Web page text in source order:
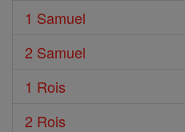
1 Samuel
2 Samuel
1 Rois
2 Rois